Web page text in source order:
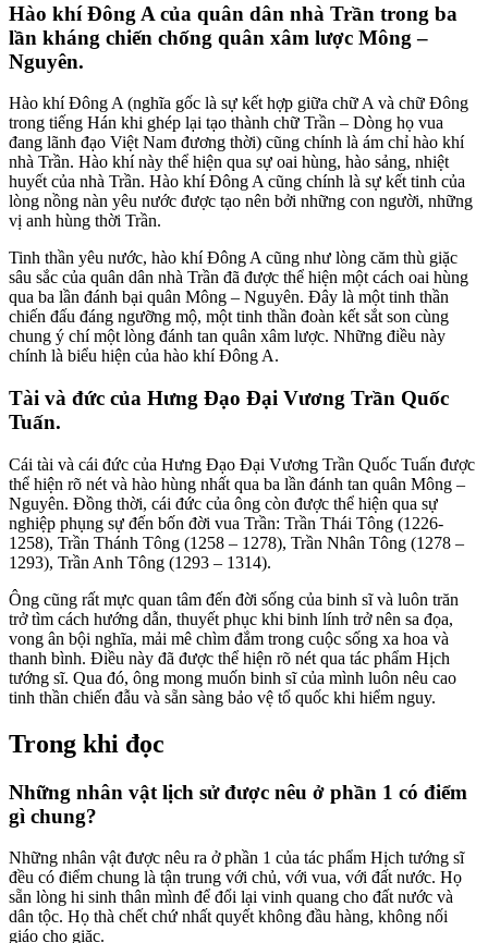
Hào khí Đông A của quân dân nhà Trần trong ba
lần kháng chiến chống quân xâm lược Mông –
Nguyên.
Hào khí Đông A (nghĩa gốc là sự kết hợp giữa chữ A và chữ Đông
trong tiếng Hán khi ghép lại tạo thành chữ Trần – Dòng họ vua
đang lãnh đạo Việt Nam đương thời) cũng chính là ám chỉ hào khí
nhà Trần. Hào khí này thể hiện qua sự oai hùng, hào sảng, nhiệt
huyết của nhà Trần. Hào khí Đông A cũng chính là sự kết tinh của
lòng nồng nàn yêu nước được tạo nên bởi những con người, những
vị anh hùng thời Trần.
Tinh thần yêu nước, hào khí Đông A cũng như lòng căm thù giặc
sâu sắc của quân dân nhà Trần đã được thể hiện một cách oai hùng
qua ba lần đánh bại quân Mông – Nguyên. Đây là một tinh thần
chiến đấu đáng ngưỡng mộ, một tinh thần đoàn kết sắt son cùng
chung ý chí một lòng đánh tan quân xâm lược. Những điều này
chính là biểu hiện của hào khí Đông A.
Tài và đức của Hưng Đạo Đại Vương Trần Quốc
Tuấn.
Cái tài và cái đức của Hưng Đạo Đại Vương Trần Quốc Tuấn được
thể hiện rõ nét và hào hùng nhất qua ba lần đánh tan quân Mông –
Nguyên. Đồng thời, cái đức của ông còn được thể hiện qua sự
nghiệp phụng sự đến bốn đời vua Trần: Trần Thái Tông (1226-
1258), Trần Thánh Tông (1258 – 1278), Trần Nhân Tông (1278 –
1293), Trần Anh Tông (1293 – 1314).
Ông cũng rất mực quan tâm đến đời sống của binh sĩ và luôn trăn
trở tìm cách hướng dẫn, thuyết phục khi binh lính trở nên sa đọa,
vong ân bội nghĩa, mải mê chìm đắm trong cuộc sống xa hoa và
thanh bình. Điều này đã được thể hiện rõ nét qua tác phẩm Hịch
tướng sĩ. Qua đó, ông mong muốn binh sĩ của mình luôn nêu cao
tinh thần chiến đẫu và sẵn sàng bảo vệ tổ quốc khi hiểm nguy.
Trong khi đọc
Những nhân vật lịch sử được nêu ở phần 1 có điểm
gì chung?
Những nhân vật được nêu ra ở phần 1 của tác phẩm Hịch tướng sĩ
đều có điểm chung là tận trung với chủ, với vua, với đất nước. Họ
sẵn lòng hi sinh thân mình để đổi lại vinh quang cho đất nước và
dân tộc. Họ thà chết chứ nhất quyết không đầu hàng, không nối
giáo cho giặc.